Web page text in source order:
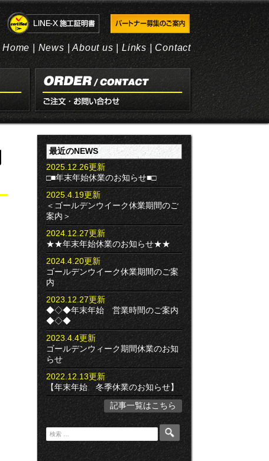
Home |News |About us | Links |Contact
最近のNEWS
2025.12.26更新
□■年末年始休業のお知らせ■□
2025.4.19更新
＜ゴールデンウイーク休業期間のご
案内＞
2024.12.27更新
★★年末年始休業のお知らせ★★
2024.4.20更新
ゴールデンウイーク休業期間のご案
内
2023.12.27更新
◆◇◆年末年始 営業時間のご案内
◆◇◆
2023.4.4更新
ゴールデンウィーク期間休業のお知
らせ
2022.12.13更新
【年末年始 冬季休業のお知らせ】
記事一覧はこちら
検
索
: